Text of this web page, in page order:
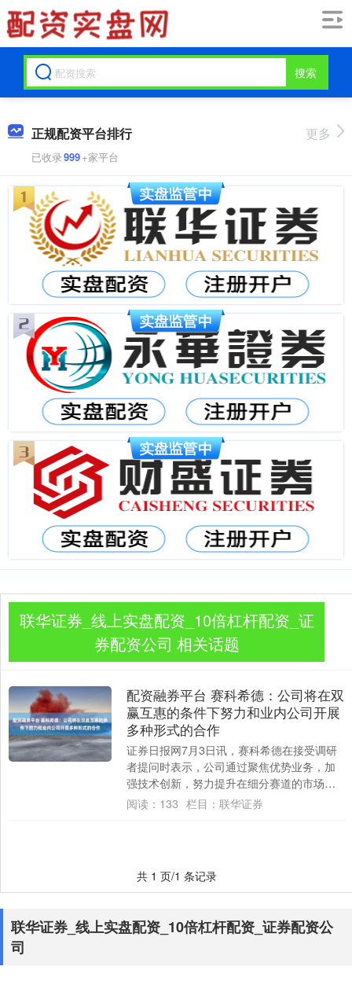
搜索
正规配资平台排行
已收录999+家平台
更多
联华证券_线上实盘配资_10倍杠杆配资_证
券配资公司 相关话题
配资融券平台 赛科希德：公司将在双
赢互惠的条件下努力和业内公司开展
多种形式的合作
证券日报网7月3日讯，赛科希德在接受调研
者提问时表示，公司通过聚焦优势业务，加
强技术创新，努力提升在细分赛道的市场份
额，同时将与产业链上游的合作伙伴密切合
阅读： 133 栏目： 联华证券
共 1 页/1 条记录
联华证券_线上实盘配资_10倍杠杆配资_证券配资公
司